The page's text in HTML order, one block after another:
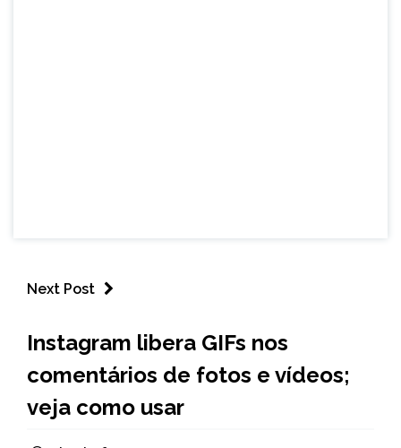
Next Post
NOTÍCIAS
Instagram libera GIFs nos
comentários de fotos e vídeos;
veja como usar